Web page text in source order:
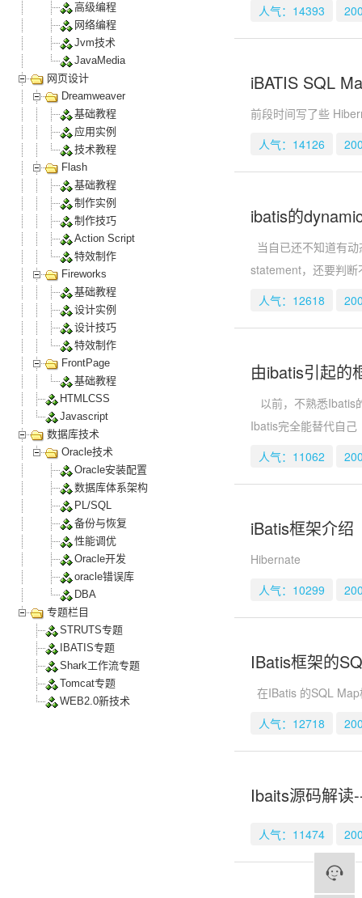
高级编程
网络编程
Jvm技术
JavaMedia
网页设计
Dreamweaver
基础教程
应用实例
技术教程
Flash
基础教程
制作实例
制作技巧
Action Script
特效制作
Fireworks
基础教程
设计实例
设计技巧
特效制作
FrontPage
基础教程
HTMLCSS
Javascript
数据库技术
Oracle技术
Oracle安装配置
数据库体系架构
PL/SQL
备份与恢复
性能调优
Oracle开发
oracle错误库
DBA
专题栏目
STRUTS专题
IBATIS专题
Shark工作流专题
Tomcat专题
WEB2.0新技术
人气：14393
iBATIS SQL
前段时间写了些
人气：14126
ibatis的
当自已还不知道有
statement，还要判断
人气：12618
由ibatis引起的
以前，不熟悉Ibatis
Ibatis完全能替代自己
人气：11062
iBatis框架介绍
Hibernate
人气：10299
IBatis框架的
在IBatis 的SQL
人气：12718
Ibaits源码解读
人气：11474